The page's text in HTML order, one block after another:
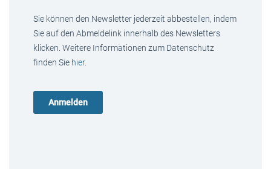
Sie können den Newsletter jederzeit abbestellen, indem
Sie auf den Abmeldelink innerhalb des Newsletters
klicken. Weitere Informationen zum Datenschutz
finden Sie hier.